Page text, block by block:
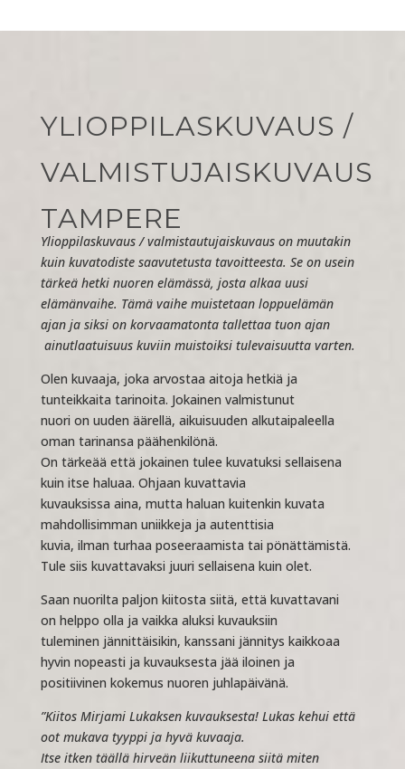
YLIOPPILASKUVAUS /
VALMISTUJAISKUVAUS
TAMPERE
Ylioppilaskuvaus / valmistautujaiskuvaus on muutakin
kuin kuvatodiste saavutetusta tavoitteesta. Se on usein
tärkeä hetki nuoren elämässä, josta alkaa uusi
elämänvaihe. Tämä vaihe muistetaan loppuelämän
ajan ja siksi on korvaamatonta tallettaa tuon ajan
ainutlaatuisuus kuviin muistoiksi tulevaisuutta varten.
Olen kuvaaja, joka arvostaa aitoja hetkiä ja
tunteikkaita tarinoita. Jokainen valmistunut
nuori on uuden äärellä, aikuisuuden alkutaipaleella
oman tarinansa päähenkilönä.
On tärkeää että jokainen tulee kuvatuksi sellaisena
kuin itse haluaa. Ohjaan kuvattavia
kuvauksissa aina, mutta haluan kuitenkin kuvata
mahdollisimman uniikkeja ja autenttisia
kuvia, ilman turhaa poseeraamista tai pönättämistä.
Tule siis kuvattavaksi juuri sellaisena kuin olet.
Saan nuorilta paljon kiitosta siitä, että kuvattavani
on helppo olla ja vaikka aluksi kuvauksiin
tuleminen jännittäisikin, kanssani jännitys kaikkoaa
hyvin nopeasti ja kuvauksesta jää iloinen ja
positiivinen kokemus nuoren juhlapäivänä.
”Kiitos Mirjami Lukaksen kuvauksesta! Lukas kehui että
oot mukava tyyppi ja hyvä kuvaaja.
Itse itken täällä hirveän liikuttuneena siitä miten